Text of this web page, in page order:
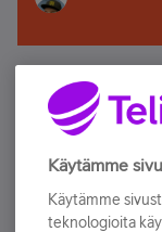
Älä jää
Tilaa Telian
sähköpostiisi.
Käytämme
Käytämme
teknologioita